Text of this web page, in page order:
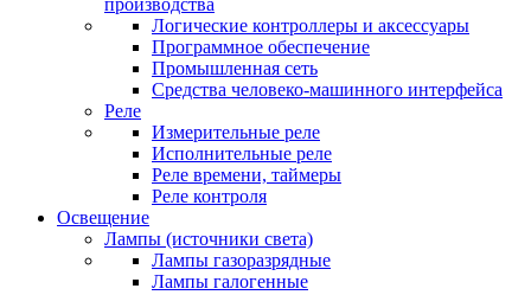
производства
Логические контроллеры и аксессуары
Программное обеспечение
Промышленная сеть
Средства человеко-машинного интерфейса
Реле
Измерительные реле
Исполнительные реле
Реле времени, таймеры
Реле контроля
Освещение
Лампы (источники света)
Лампы газоразрядные
Лампы галогенные